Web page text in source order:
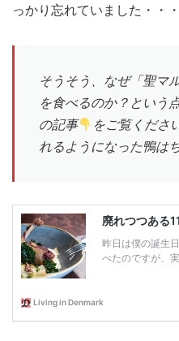
っかり忘れていました・・・
そうそう、なぜ「聖マ
を食べるのか？という
の記事
をご覧くださ
れるようになった鴨は